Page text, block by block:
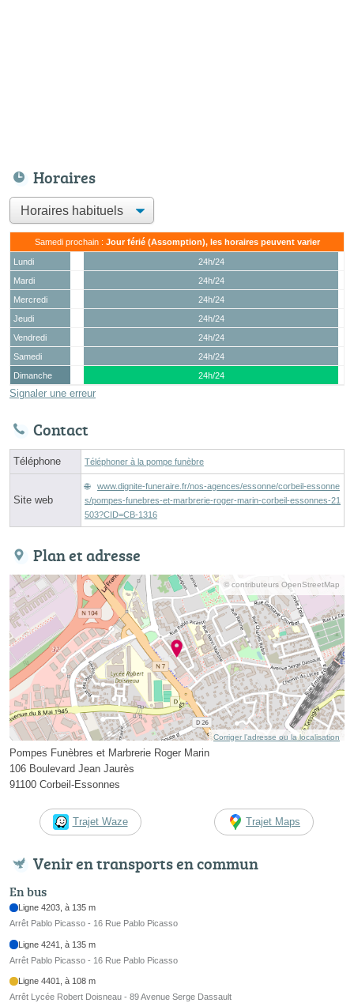
Horaires
Samedi prochain : Jour férié (Assomption), les horaires peuvent varier
Lundi
24h/24
Mardi
24h/24
Mercredi
24h/24
Jeudi
24h/24
Vendredi
24h/24
Samedi
24h/24
Dimanche
24h/24
Signaler une erreur
Contact
Téléphone Téléphoner à la pompe funèbre
Site web
www.dignite-funeraire.fr/nos-agences/essonne/corbeil-essonne
s/pompes-funebres-et-marbrerie-roger-marin-corbeil-essonnes-21
503?CID=CB-1316
Plan et adresse
© contributeurs OpenStreetMap
Corriger l’adresse ou la localisation
Pompes Funèbres et Marbrerie Roger Marin
106 Boulevard Jean Jaurès
91100 Corbeil-Essonnes
Trajet Waze Trajet Maps
Venir en transports en commun
En bus
Ligne 4203, à 135 m
Arrêt Pablo Picasso - 16 Rue Pablo Picasso
Ligne 4241, à 135 m
Arrêt Pablo Picasso - 16 Rue Pablo Picasso
Ligne 4401, à 108 m
Arrêt Lycée Robert Doisneau - 89 Avenue Serge Dassault